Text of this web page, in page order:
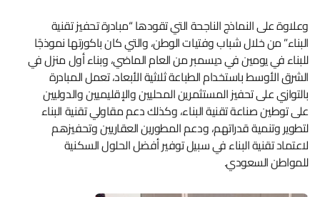
وعلاوة على النماذج الناجحة التي تقودها “مبادرة تحفيز تقنية
البناء” من خلال شباب وفتيات الوطن، والتي كان باكورتها نموذجًا
للبناء في يومين في ديسمبر من العام الماضي، وبناء أول منزل في
الشرق الأوسط باستخدام الطباعة ثلاثية الأبعاد، تعمل المبادرة
بالتوازي على تحفيز المستثمرين المحليين والإقليميين والدوليين
على توطين صناعة تقنية البناء، وكذلك دعم مقاولي تقنية البناء
لتطوير وتنمية قدراتهم، ودعم المطورين العقاريين وتحفيزهم
لاعتماد تقنية البناء في سبيل توفير أفضل الحلول السكنية
للمواطن السعودي.